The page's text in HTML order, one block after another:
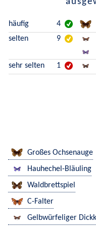
häufig
4
selten
9
sehr selten 1
Großes Ochsenauge
Hauhechel-Bläuling
Waldbrettspiel
C-Falter
Gelbwürfeliger